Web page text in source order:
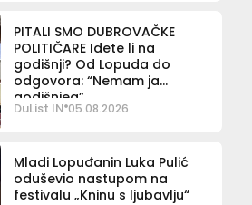
PITALI SMO DUBROVAČKE
POLITIČARE Idete li na
godišnji? Od Lopuda do
odgovora: “Nemam ja
godišnjeg”
DuList IN 05.08.2026
Mladi Lopuđanin Luka Pulić
oduševio nastupom na
festivalu „Kninu s ljubavlju“